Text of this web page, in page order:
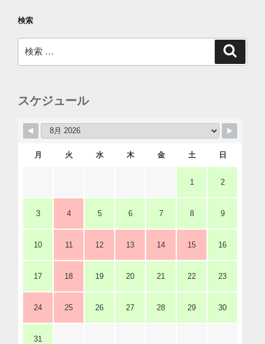
検索
索:
スケジュール
月 火 水 木 金 土 日
1 2
3 4 5 6 7 8 9
10 11 12 13 14 15 16
17 18 19 20 21 22 23
24 25 26 27 28 29 30
31